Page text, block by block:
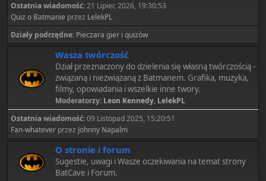
Ostatnia wiadomość:21 Lipiec 2026, 19:30:53
Quiz o Batmanie przez LelekPL
Działy podrzędne Pieczara gier i quizów
Wasza twórczość
Dział przeznaczony do dzielenia się własną twórczością -
związaną i niezwiązaną z Batmanem. Grafika, muzyka,
filmy, opowiadania i wszelkie inne twory.
Moderatorzy: Leon Kennedy, LelekPL
Ostatnia wiadomość:09 Listopad 2025, 15:20:51
Fan-whatever przez Johnny Napalm
O stronie i forum
Sugestie, uwagi i Wasze oczekiwania na temat strony
BatCave i Forum.